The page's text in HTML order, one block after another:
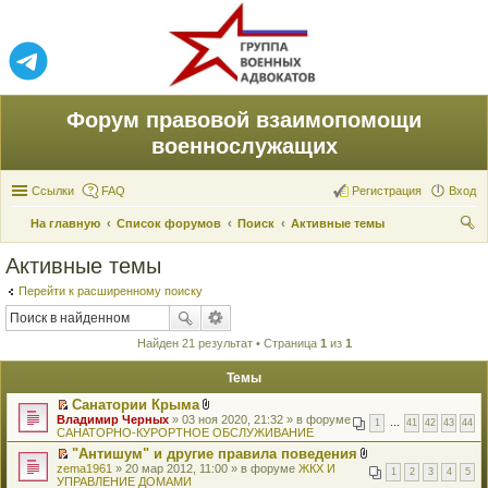
Форум правовой взаимопомощи
военнослужащих
Ссылки FAQ Вход
Регистрация
На главную Список форумов Поиск
Активные темы
Активные темы
Перейти к расширенному поиску
Найден 21 результат • Страница 1 из 1
Темы
П
е
р
е
й
т
Санатории Крыма
В
л
о
ж
е
1 41 42 43 44
Владимир Черных » 03 ноя 2020, 21:32 » в форуме
САНАТОРНО-КУРОРТНОЕ ОБСЛУЖИВАНИЕ
П
е
"Антишум" и другие правила поведения
В
л
1 2 3 4 5
zema1961 » 20 мар 2012, 11:00 » в форуме ЖКХ И
УПРАВЛЕНИЕ ДОМАМИ